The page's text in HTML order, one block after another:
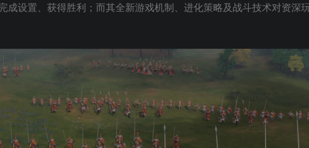
成设置、获得胜利；而其全新游戏机制、进化策略及战斗技术对资深